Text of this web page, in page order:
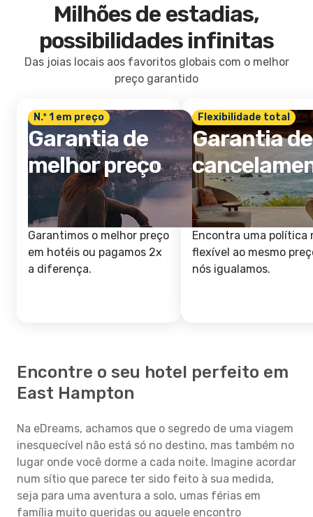
Milhões de estadias,
possibilidades infinitas
Das joias locais aos favoritos globais com o melhor
preço garantido
N.º 1 em preço
Garantia de
melhor preço
Garantimos o melhor preço
em hotéis ou pagamos 2x
a diferença.
Flexibilidade total
Garantia de
Encontra uma política
flexível ao mesmo
nós igualamos.
Encontre o seu hotel perfeito em
East Hampton
Na eDreams, achamos que o segredo de uma viagem
inesquecível não está só no destino, mas também no
lugar onde você dorme a cada noite. Imagine acordar
num sítio que parece ter sido feito à sua medida,
seja para uma aventura a solo, umas férias em
família muito queridas ou aquele encontro